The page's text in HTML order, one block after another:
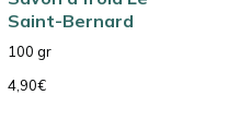
Saint-Bernard
100 gr
4,90€